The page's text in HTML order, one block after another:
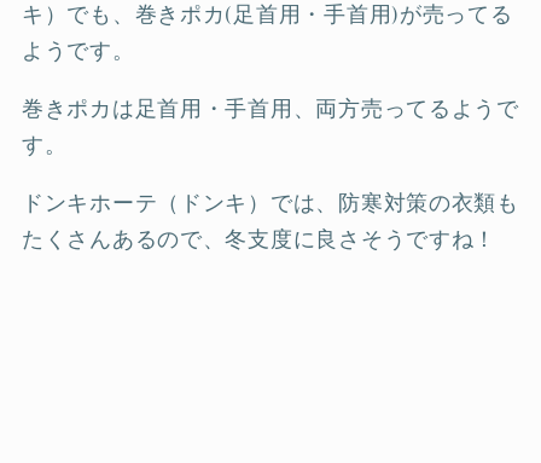
キ）でも、巻きポカ(足首用・手首用)が売ってる
ようです。
巻きポカは足首用・手首用、両方売ってるようで
す。
ドンキホーテ（ドンキ）では、防寒対策の衣類も
たくさんあるので、冬支度に良さそうですね！